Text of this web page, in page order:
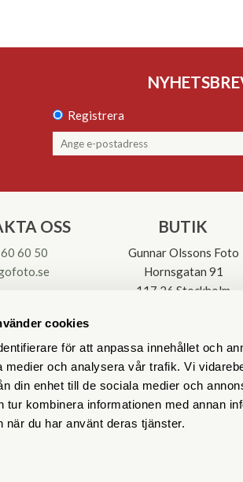
cookies
för att anpassa innehållet och
medier och analysera vår trafik. Vi
din enhet till de sociala medier och
tur kombinera informationen med annan
när du har använt deras tjänster.
Registrera
OSS
60 50
BUTIK
Gunnar Olssons Foto
Hornsgatan 91
117 26 Stockholm